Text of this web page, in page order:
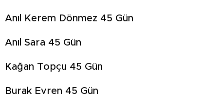
Anıl Kerem Dönmez 45 Gün
Anıl Sara 45 Gün
Kağan Topçu 45 Gün
Burak Evren 45 Gün